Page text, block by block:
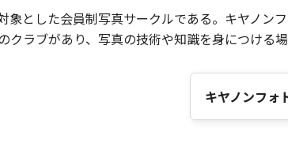
象とした会員制写真サークルである。キヤノ
クラブがあり、写真の技術や知識を身につける
キヤノンフォ